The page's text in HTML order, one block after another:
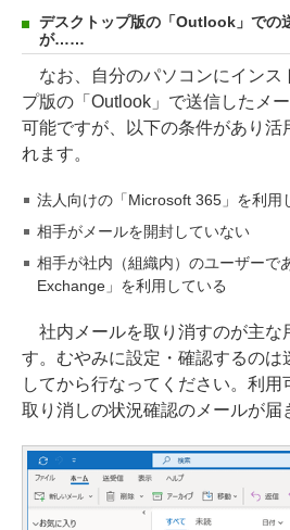
デスクトップ版の「Outlook」での
が……
なお、自分のパソコンにインス
プ版の「Outlook」で送信したメ
可能ですが、以下の条件があり活
れます。
法人向けの「Microsoft 365」を利用
相手がメールを開封していない
相手が社内（組織内）のユーザーで
Exchange」を利用している
社内メールを取り消すのが主な
す。むやみに設定・確認するのは
してから行なってください。利用
取り消しの状況確認のメールが届